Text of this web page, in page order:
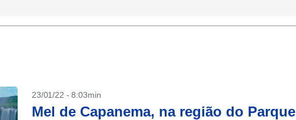
23/01/22 - 8:03min
Mel de Capanema, na região do Parque